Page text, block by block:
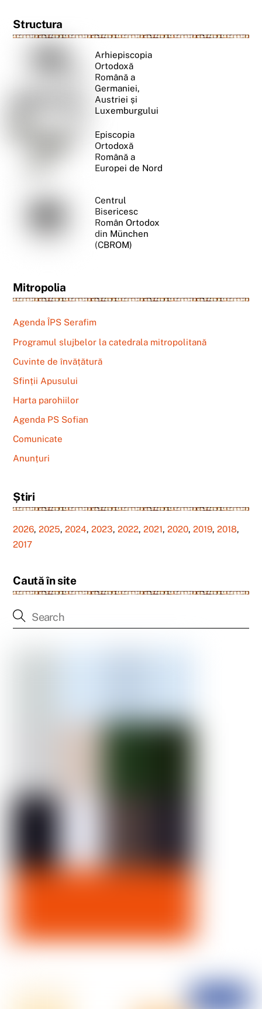
Structura
Arhiepiscopia
Ortodoxă
Română a
Germaniei,
Austriei și
Luxemburgului
Episcopia
Ortodoxă
Română a
Europei de Nord
Centrul
Bisericesc
Român Ortodox
din München
(CBROM)
Mitropolia
Agenda ÎPS Serafim
Programul slujbelor la catedrala mitropolitană
Cuvinte de învățătură
Sfinții Apusului
Harta parohiilor
Agenda PS Sofian
Comunicate
Anunțuri
Știri
2026,2025,2024,2023,2022,2021,2020,2019,2018,
2017
Caută în site